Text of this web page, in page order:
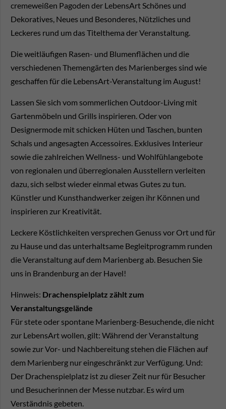
cremeweißen Pagoden der LebensArt Schönes und
Dekoratives, Neues und Besonderes, Nützliches und
Leckeres rund um das Titelthema der Veranstaltung.
Die weitläufigen Rasen- und Blumenflächen und die
verschiedenen Themengärten des Marienberges sind wie
geschaffen für die LebensArt-Veranstaltung im August!
Lassen Sie sich vom sommerlichen Outdoor-Living mit
Gartenmöbeln und Grills inspirieren. Oder von
Designermode mit schicken Hüten und Taschen, bunten
Schals und angesagten Accessoires. Exklusives Interieur
sowie die zahlreichen Wellness- und Wohlfühlangebote
von regionalen und überregionalen Ausstellern verleiten
dazu, sich selbst wieder einmal etwas Gutes zu tun.
Künstler und Kunsthandwerker zeigen ihr Können und
inspirieren zur Kreativität.
Leckere Köstlichkeiten versprechen Genuss vor Ort und für
zu Hause und das unterhaltsame Begleitprogramm runden
die Veranstaltung auf dem Marienberg ab. Besuchen Sie
uns in Brandenburg an der Havel!
Hinweis: Drachenspielplatz zählt zum
Veranstaltungsgelände
Für stete oder spontane Marienberg-Besuchende, die nicht
zur LebensArt wollen, gilt: Während der Veranstaltung
sowie zur Vor- und Nachbereitung stehen die Flächen auf
dem Marienberg nur eingeschränkt zur Verfügung. Und:
Der Drachenspielplatz ist zu dieser Zeit nur für Besucher
und Besucherinnen der Messe nutzbar. Es wird um
Verständnis gebeten.